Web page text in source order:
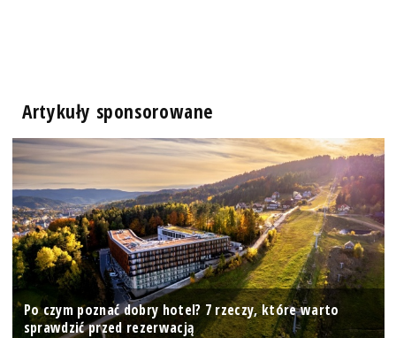
Artykuły sponsorowane
Po czym poznać dobry hotel? 7 rzeczy, które warto
sprawdzić przed rezerwacją